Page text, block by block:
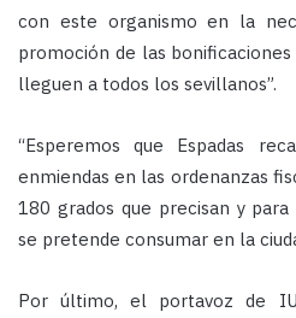
con este organismo en la
promoción de las bonificaciones
lleguen a todos los sevillanos”.
“Esperemos que Espadas
enmiendas en las ordenanzas
180 grados que precisan y
se pretende consumar en la
Por último, el portavoz de